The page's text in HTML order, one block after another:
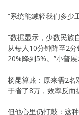
“系统能减轻我们多少
“数据显示，少数民族
从每人10分钟降至2
20%降到5%。”小普展
杨昆算账：原来需2
于省了8万，效率反而
但他心里仍打鼓：这